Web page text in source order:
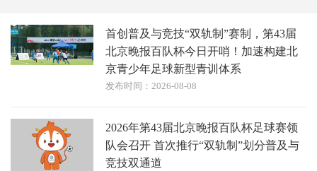
首创普及与竞技“双轨制”赛制，第43届
北京晚报百队杯今日开哨！加速构建北
京青少年足球新型青训体系
发布时间：2026-08-08
2026年第43届北京晚报百队杯足球赛领
队会召开 首次推行“双轨制”划分普及与
竞技双通道